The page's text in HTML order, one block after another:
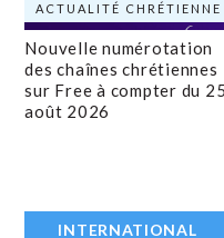
ACTUALITÉ CHRÉTIENNE
Nouvelle numérotation
des chaînes chrétiennes
sur Free à compter du 25
août 2026
INTERNATIONAL